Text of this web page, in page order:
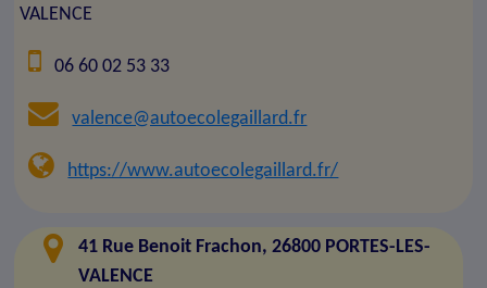
VALENCE
06 60 02 53 33
valence@autoecolegaillard.fr
https://www.autoecolegaillard.fr/
41 Rue Benoit Frachon, 26800 PORTES-LES-
VALENCE